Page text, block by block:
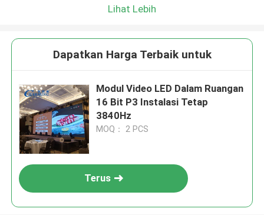
Lihat Lebih
Dapatkan Harga Terbaik untuk
Modul Video LED Dalam Ruangan
16 Bit P3 Instalasi Tetap
3840Hz
MOQ： 2 PCS
Terus